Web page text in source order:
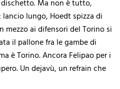
Ma non è tutto,
lungo, Hoedt spizza di
mezzo ai difensori del Torino si
il pallone fra le gambe di
è Torino. Ancora Felipao per i
Un dejavù, un refrain che